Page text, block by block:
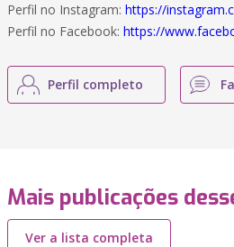
Perfil no Instagram: https://
Perfil no Facebook: https://
Perfil completo
Mais publicações
Ver a lista completa